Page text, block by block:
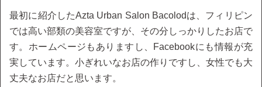
最初に紹介したAzta Urban Salon Bacolodは、フィリピン
では高い部類の美容室ですが、その分しっかりしたお店で
す。ホームページもありますし、Facebookにも情報が充
実しています。小ぎれいなお店の作りですし、女性でも大
丈夫なお店だと思います。